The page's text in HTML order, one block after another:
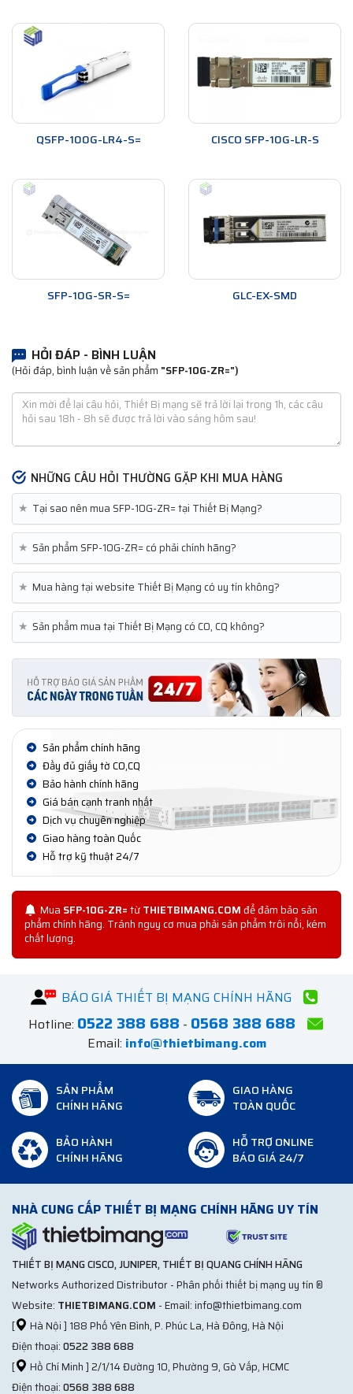
QSFP-100G-LR4-S= CISCO SFP-10G-LR-S
SFP-10G-SR-S= GLC-EX-SMD
HỎI ĐÁP - BÌNH LUẬN
(Hỏi đáp, bình luận về sản phẩm "SFP-10G-ZR=")
NHỮNG CÂU HỎI THƯỜNG GẶP KHI MUA HÀNG
★ Tại sao nên mua SFP-10G-ZR= tại Thiết Bị Mạng?
★ Sản phẩm SFP-10G-ZR= có phải chính hãng?
★ Mua hàng tại website Thiết Bị Mạng có uy tín không?
★ Sản phẩm mua tại Thiết Bị Mạng có CO, CQ không?
Sản phẩm chính hãng
Đầy đủ giấy tờ CO,CQ
Bảo hành chính hãng
Giá bán cạnh tranh nhất
Dịch vụ chuyên nghiệp
Giao hàng toàn Quốc
Hỗ trợ kỹ thuật 24/7
Mua SFP-10G-ZR=từTHIETBIMANG.COMđể đảm bảo sản
phẩm chính hãng. Tránh nguy cơ mua phải sản phẩm trôi nổi, kém
chất lượng.
BÁO GIÁ THIẾT BỊ MẠNG CHÍNH HÃNG
Hotline: 0522 388 688 - 0568 388 688
Email: info@thietbimang.com
SẢN PHẨM
CHÍNH HÃNG
GIAO HÀNG
TOÀN QUỐC
BẢO HÀNH
CHÍNH HÃNG
HỖ TRỢ ONLINE
BÁO GIÁ 24/7
NHÀ CUNG CẤP THIẾT BỊ MẠNG CHÍNH HÃNG UY TÍN
THIẾT BỊ MẠNG CISCO, JUNIPER, THIẾT BỊ QUANG CHÍNH HÃNG
Networks Authorized Distributor - Phân phối thiết bị mạng uy tín ®
Website: THIETBIMANG.COM - Email: info@thietbimang.com
[
Hà Nội ] 188 Phố Yên Bình, P. Phúc La, Hà Đông, Hà Nội
Điện thoại:0522 388 688
[
Hồ Chí Minh ] 2/1/14 Đường 10, Phường 9, Gò Vấp, HCMC
Điện thoại:0568 388 688